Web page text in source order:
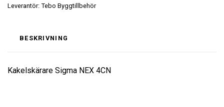
Leverantör: Tebo Byggtillbehör
BESKRIVNING
Kakelskärare Sigma NEX 4CN